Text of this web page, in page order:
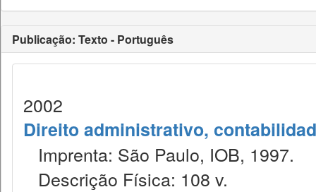
Publicação: Texto - Português
2002
Direito administrativo,
Imprenta: São Paulo, IOB, 1997.
Descrição Física: 108 v.